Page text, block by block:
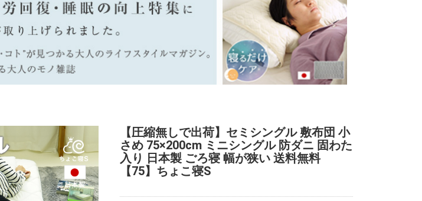
【圧縮無しで出荷】セミシングル 敷布団 小
さめ 75×200cm ミニシングル 防ダニ 固わた
入り 日本製 ごろ寝 幅が狭い 送料無料
【75】ちょこ寝S